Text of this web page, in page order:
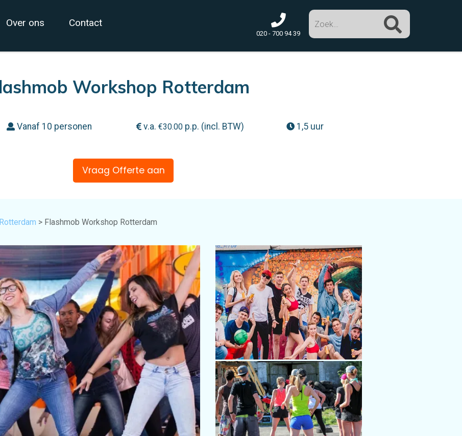
Over ons Contact
020 - 700 94 39
Zoek
Workshop Rotterdam
Vanaf 10 personen v.a.€30.00 p.p. (incl. BTW) 1,5 uur
Vraag Offerte aan
> Flashmob Workshop Rotterdam